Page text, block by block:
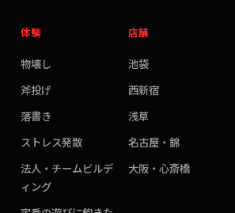
体験
物壊し
斧投げ
落書き
ストレス発散
法人・チームビルデ
ィング
店舗
池袋
西新宿
浅草
名古屋・錦
大阪・心斎橋